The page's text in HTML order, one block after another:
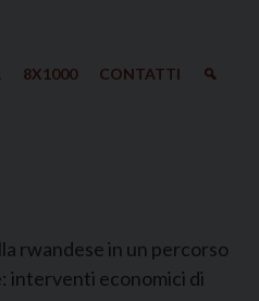
8X1000 CONTATTI
rwandese in un percorso
interventi economici di